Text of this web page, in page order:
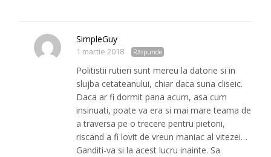
SimpleGuy
1 martie 2018 Răspunde
Politistii rutieri sunt mereu la datorie si in
slujba cetateanului, chiar daca suna cliseic.
Daca ar fi dormit pana acum, asa cum
insinuati, poate va era si mai mare teama de
a traversa pe o trecere pentru pietoni,
riscand a fi lovit de vreun maniac al vitezei…
Ganditi-va si la acest lucru inainte. Sa